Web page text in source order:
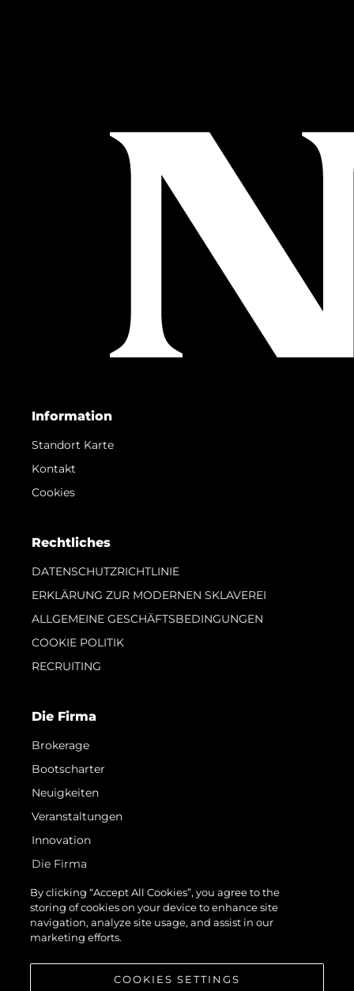
Information
Standort Karte
Kontakt
Cookies
Rechtliches
DATENSCHUTZRICHTLINIE
ERKLÄRUNG ZUR MODERNEN SKLAVEREI
ALLGEMEINE GESCHÄFTSBEDINGUNGEN
COOKIE POLITIK
RECRUITING
Die Firma
Brokerage
Bootscharter
Neuigkeiten
Veranstaltungen
Innovation
Die Firma
Das Team
Lifestyle
Geschichte
By clicking “Accept All Cookies”, you agree to the
storing of cookies on your device to enhance site
navigation, analyze site usage, and assist in our
marketing efforts.
COOKIES SETTINGS